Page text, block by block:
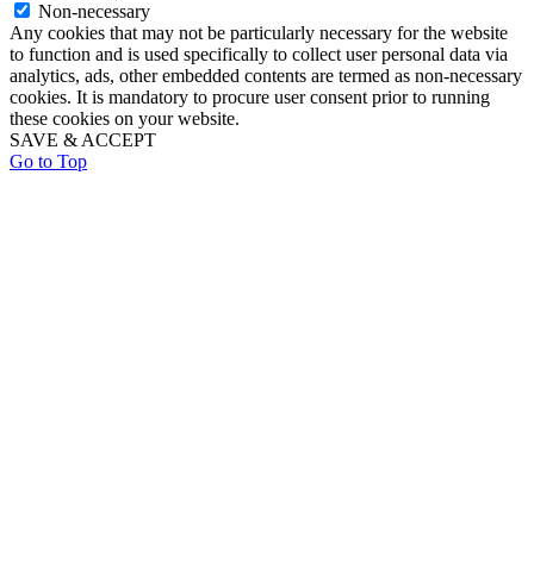
Non-necessary
Any cookies that may not be particularly necessary for the website
to function and is used specifically to collect user personal data via
analytics, ads, other embedded contents are termed as non-necessary
cookies. It is mandatory to procure user consent prior to running
these cookies on your website.
SAVE & ACCEPT
Go to Top